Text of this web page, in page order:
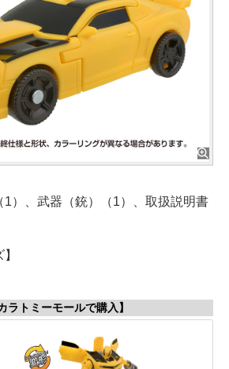
）、武器（銃）（1）、取扱説明書
ラトミーモールで購入】